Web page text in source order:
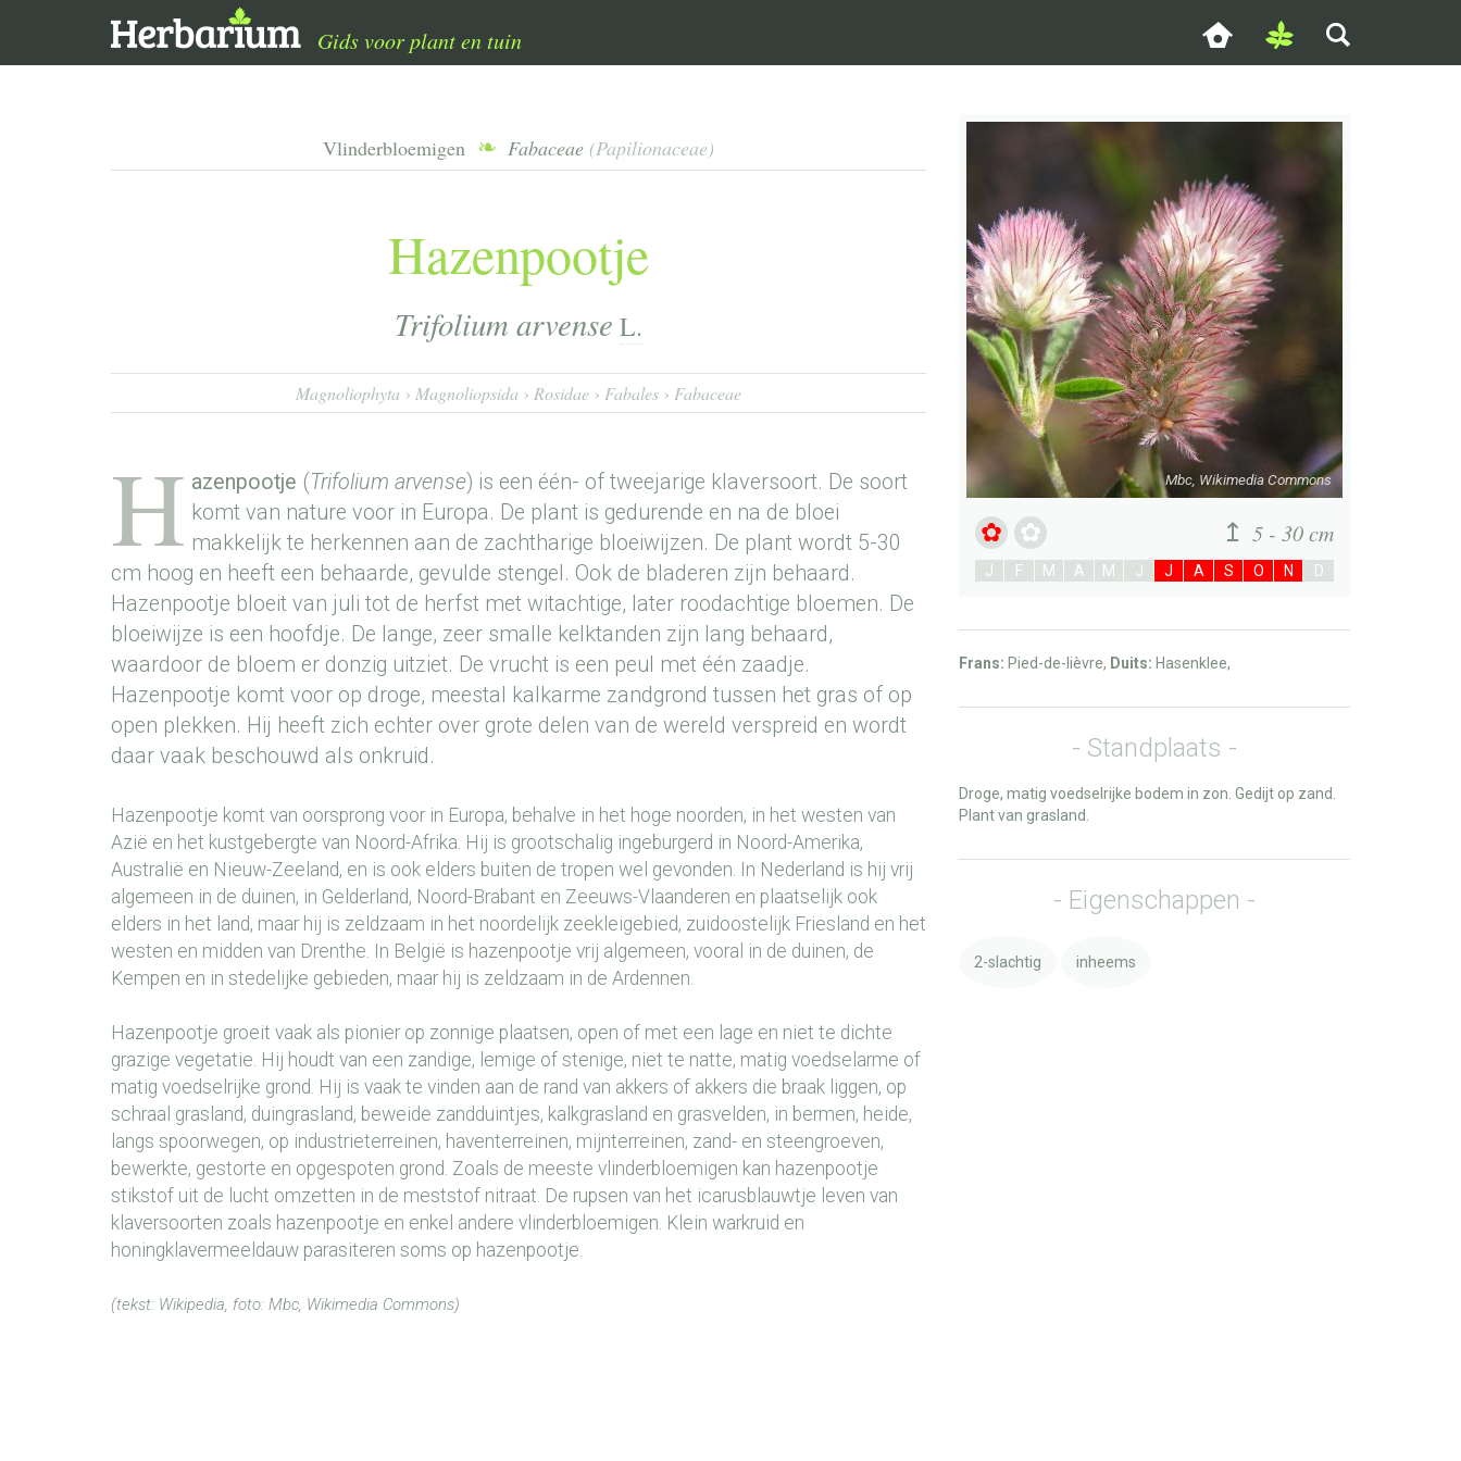
Gids voor plant en tuin
Vlinderbloemigen Fabaceae (Papilionaceae)
Hazenpootje
Trifolium arvense L.
Magnoliophyta Magnoliopsida Rosidae Fabales Fabaceae
Mbc, Wikimedia Commons
5 - 30 cm
J F M A M J J A S O N D
H azenpootje (Trifolium arvense) is een één- of tweejarige klaversoort. De soort
komt van nature voor in Europa. De plant is gedurende en na de bloei
makkelijk te herkennen aan de zachtharige bloeiwijzen. De plant wordt 5-30
cm hoog en heeft een behaarde, gevulde stengel. Ook de bladeren zijn behaard.
Hazenpootje bloeit van juli tot de herfst met witachtige, later roodachtige bloemen. De
bloeiwijze is een hoofdje. De lange, zeer smalle kelktanden zijn lang behaard,
waardoor de bloem er donzig uitziet. De vrucht is een peul met één zaadje.
Hazenpootje komt voor op droge, meestal kalkarme zandgrond tussen het gras of op
open plekken. Hij heeft zich echter over grote delen van de wereld verspreid en wordt
daar vaak beschouwd als onkruid.
Hazenpootje komt van oorsprong voor in Europa, behalve in het hoge noorden, in het westen van
Azië en het kustgebergte van Noord-Afrika. Hij is grootschalig ingeburgerd in Noord-Amerika,
Australië en Nieuw-Zeeland, en is ook elders buiten de tropen wel gevonden. In Nederland is hij vrij
algemeen in de duinen, in Gelderland, Noord-Brabant en Zeeuws-Vlaanderen en plaatselijk ook
elders in het land, maar hij is zeldzaam in het noordelijk zeekleigebied, zuidoostelijk Friesland en het
westen en midden van Drenthe. In België is hazenpootje vrij algemeen, vooral in de duinen, de
Kempen en in stedelijke gebieden, maar hij is zeldzaam in de Ardennen.
Hazenpootje groeit vaak als pionier op zonnige plaatsen, open of met een lage en niet te dichte
grazige vegetatie. Hij houdt van een zandige, lemige of stenige, niet te natte, matig voedselarme of
matig voedselrijke grond. Hij is vaak te vinden aan de rand van akkers of akkers die braak liggen, op
schraal grasland, duingrasland, beweide zandduintjes, kalkgrasland en grasvelden, in bermen, heide,
langs spoorwegen, op industrieterreinen, haventerreinen, mijnterreinen, zand- en steengroeven,
bewerkte, gestorte en opgespoten grond. Zoals de meeste vlinderbloemigen kan hazenpootje
stikstof uit de lucht omzetten in de meststof nitraat. De rupsen van het icarusblauwtje leven van
klaversoorten zoals hazenpootje en enkel andere vlinderbloemigen. Klein warkruid en
honingklavermeeldauw parasiteren soms op hazenpootje.
(tekst: Wikipedia, foto: Mbc, Wikimedia Commons)
Frans: Pied-de-lièvre, Duits: Hasenklee,
Standplaats
Droge, matig voedselrijke bodem in zon. Gedijt op zand.
Plant van grasland.
Eigenschappen
2-slachtig inheems